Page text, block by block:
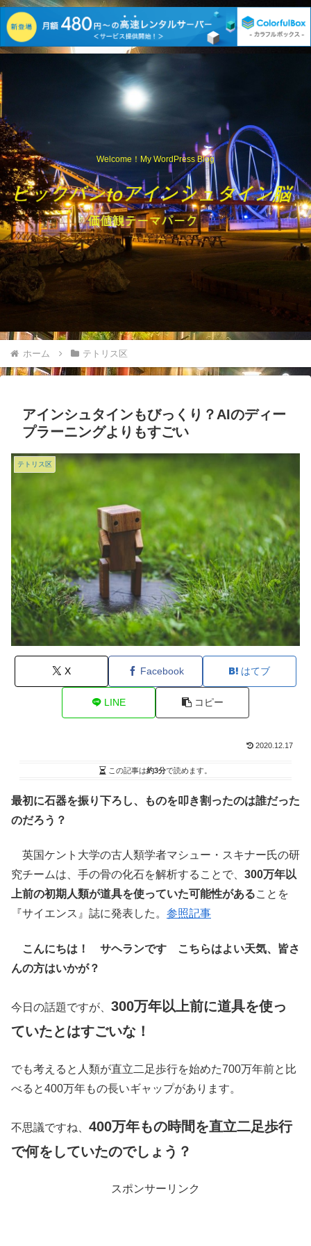
Welcome！My WordPress Blog
ホーム テトリス区
アインシュタインもびっくり？AIのディー
プラーニングよりもすごい
テトリス区
X Facebook はてブ
LINE コピー
2020.12.17
この記事は約3分で読めます。
最初に石器を振り下ろし、ものを叩き割ったのは誰だった
のだろう？
英国ケント大学の古人類学者マシュー・スキナー氏の研
究チームは、手の骨の化石を解析することで、 300万年以
上前の初期人類が道具を使っていた可能性があることを
『サイエンス』誌に発表した。 参照記事
こんにちは！ サヘランです こちらはよい天気、皆さ
んの方はいかが？
今日の話題ですが、 300万年以上前に道具を使っ
ていたとはすごいな！
でも考えると人類が直立二足歩行を始めた700万年前と比
べると400万年もの長いギャップがあります。
不思議ですね、 400万年もの時間を直立二足歩行
で何をしていたのでしょう？
スポンサーリンク